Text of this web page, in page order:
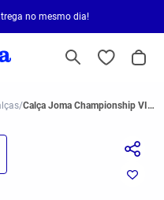
no mesmo dia!
Calça Joma Championship VIII Masculina Preto e Branco